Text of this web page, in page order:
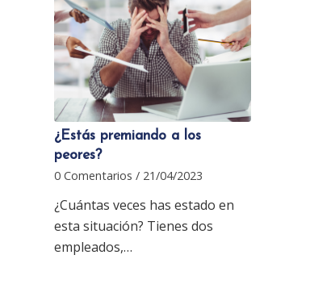
¿Estás premiando a los
peores?
0 Comentarios / 21/04/2023
¿Cuántas veces has estado en
esta situación? Tienes dos
empleados,…